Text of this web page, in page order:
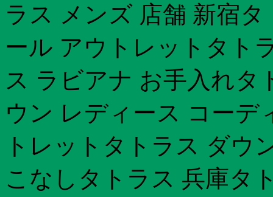
ラス メンズ 店舗 新宿
ール アウトレットタト
ス ラビアナ お手入れタ
ウン レディース コーデ
トレットタトラス ダウ
こなしタトラス 兵庫タ